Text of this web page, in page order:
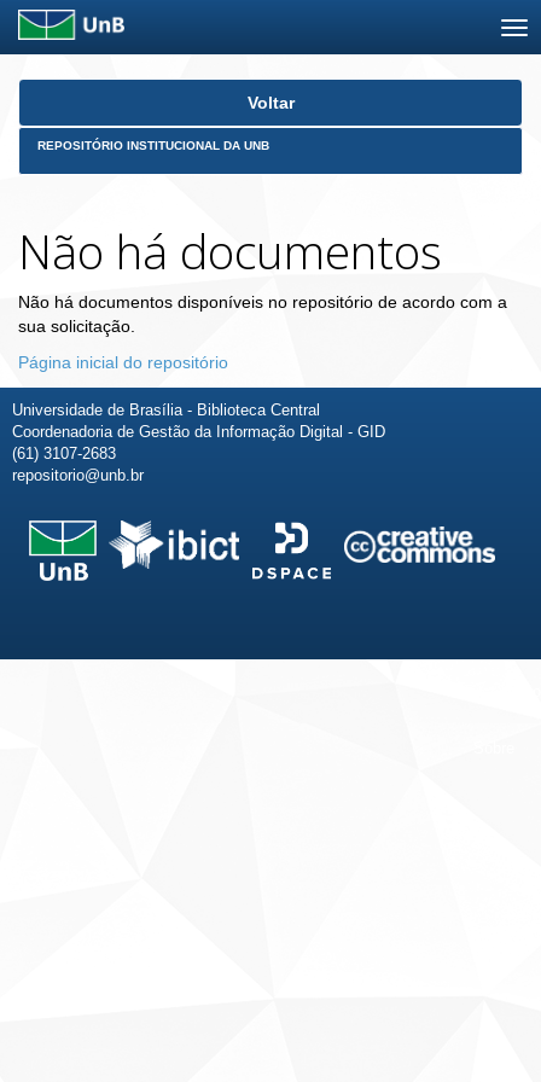
Skip
Voltar
REPOSITÓRIO INSTITUCIONAL DA UNB
Não há documentos
Não há documentos disponíveis no repositório de acordo com a
sua solicitação.
Página inicial do repositório
Universidade de Brasília - Biblioteca Central
Coordenadoria de Gestão da Informação Digital - GID
(61) 3107-2683
repositorio@unb.br